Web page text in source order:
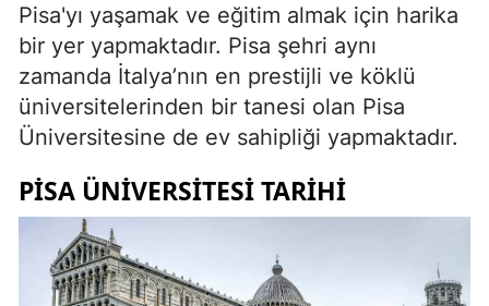
Pisa'yı yaşamak ve eğitim almak için harika
bir yer yapmaktadır. Pisa şehri aynı
zamanda İtalya’nın en prestijli ve köklü
üniversitelerinden bir tanesi olan Pisa
Üniversitesine de ev sahipliği yapmaktadır.
PISA ÜNIVERSITESI TARIHI